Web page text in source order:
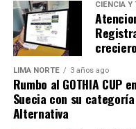
Comparte esto:
CIENCIA Y
LIMA NORTE 3 años ago
Rumbo al GOTHIA CUP
Suecia con su
Alternativa